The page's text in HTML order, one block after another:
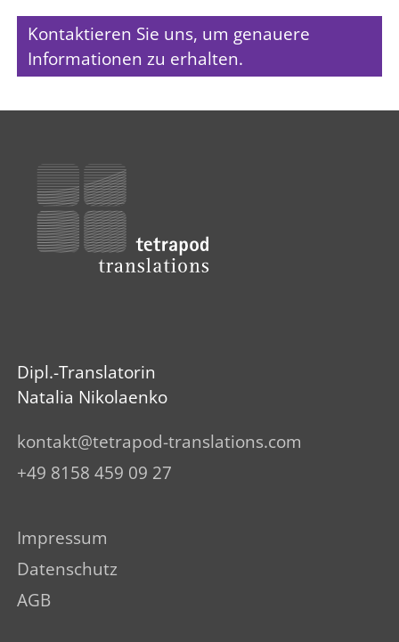
Kontaktieren Sie uns, um genauere
Informationen zu erhalten.
Dipl.-Translatorin
Natalia Nikolaenko
k nt kt t tr p d-tr nsl t ns c m
+49 8158 459 09 27
Impressum
Datenschutz
AGB